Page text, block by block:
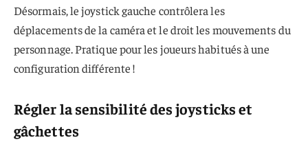
Désormais, le joystick gauche contrôlera les
déplacements de la caméra et le droit les mouvements du
personnage. Pratique pour les joueurs habitués à une
configuration différente !
Régler la sensibilité des joysticks et
gâchettes